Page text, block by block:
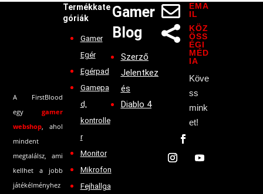
A FirstBlood
egy gamer
webshop , ahol
mindent
megtalálsz, ami
kellhet a jobb
játékélményhez
Termékkate
góriák
Gamer
Egér
Egérpad
Gamepa
d,
kontrolle
r
Monitor
Mikrofon
Fejhallga
Gamer
Blog
Szerző
Jelentkez
és
Diablo 4

EMA
IL

KÖZ
ÖSS
ÉGI
MÉD
IA
Köve
ss
mink
et!